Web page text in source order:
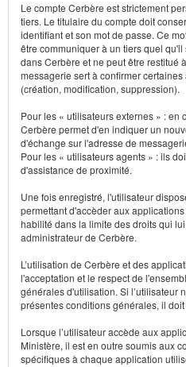
Le compte Cerbère est strictement
tiers. Le titulaire du compte doit
identifiant et son mot de passe. Ce
être communiquer à un tiers quel
dans Cerbère et ne peut être restitué
messagerie sert à confirmer
(création, modification, suppression).
Pour les « utilisateurs externes » : en
Cerbère permet d'en indiquer un
d'échange sur l'adresse de
Pour les « utilisateurs agents » : ils
d'assistance de proximité.
Une fois enregistré, l'utilisateur
permettant d'accèder aux
habilité dans la limite des droits qui
administrateur de Cerbère.
L’utilisation de Cerbère et des
l'acceptation et le respect de
générales d'utilisation. Si l’utilisateur
présentes conditions générales, il
Lorsque l’utilisateur accède aux
Ministère, il est en outre soumis aux
spécifiques à chaque application